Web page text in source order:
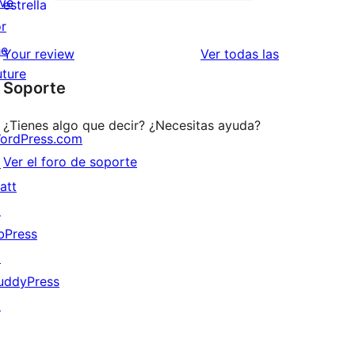
2
estrellas
12
valoraciones
de
1
estrellas
estrella
Your review Ver todas lasvaloraciones
Soporte
¿Tienes algo que decir? ¿Necesitas ayuda?
Ver el foro de soporte